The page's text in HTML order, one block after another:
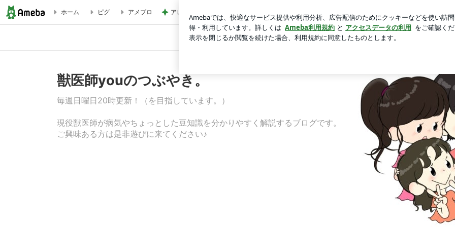
【フクロモモンガ】３大疾病の１つ、「代謝性骨疾患」って？① | 獣医師youのつぶやき。
Blog Ameblo
ホーム ピグ アメブロ アレク 8歳息子の試合での勇気 ログ
獣医師youのつぶやき。
毎週日曜日20時更新！（を目指しています。）
現役獣医師が病気やちょっとした豆知識を分かりやすく解説するブログです。
ご興味ある方は是非遊びに来てください♪